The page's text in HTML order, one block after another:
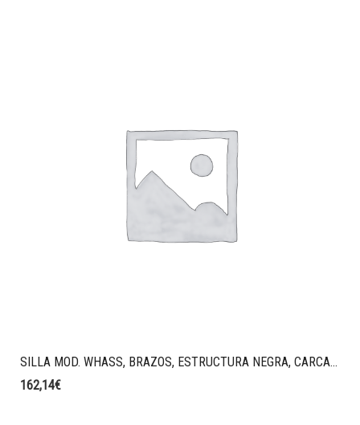
SILLA MOD. WHASS, BRAZOS, ESTRUCTURA NEGRA, CARCASA NEGRA
162,14€